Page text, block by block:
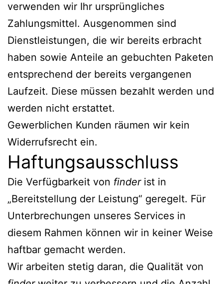
verwenden wir Ihr ursprüngliches
Zahlungsmittel. Ausgenommen sind
Dienstleistungen, die wir bereits erbracht
haben sowie Anteile an gebuchten Paketen
entsprechend der bereits vergangenen
Laufzeit. Diese müssen bezahlt werden und
werden nicht erstattet.
Gewerblichen Kunden räumen wir kein
Widerrufsrecht ein.
Haftungsausschluss
Die Verfügbarkeit von finderist in
„Bereitstellung der Leistung“ geregelt. Für
Unterbrechungen unseres Services in
diesem Rahmen können wir in keiner Weise
haftbar gemacht werden.
Wir arbeiten stetig daran, die Qualität von